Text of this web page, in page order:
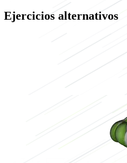
Ejercicios alternativos